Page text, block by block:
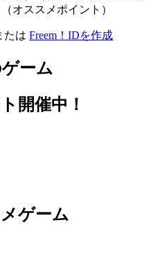
オススメポイント）
たは Freem！IDを作成
ーム
開催中！
ゲーム